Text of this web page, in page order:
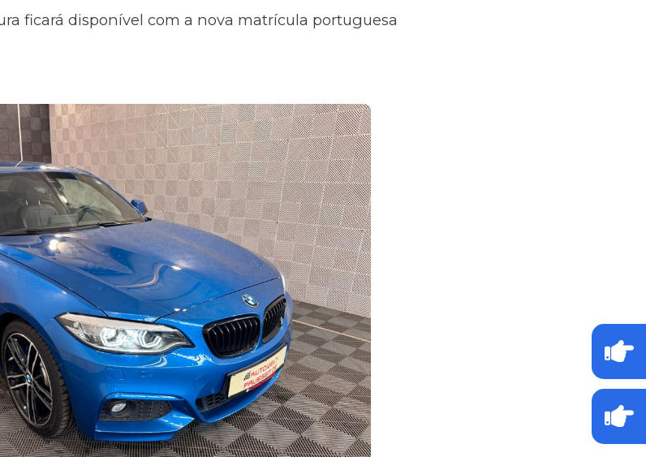
ficará disponível com a nova matrícula portuguesa